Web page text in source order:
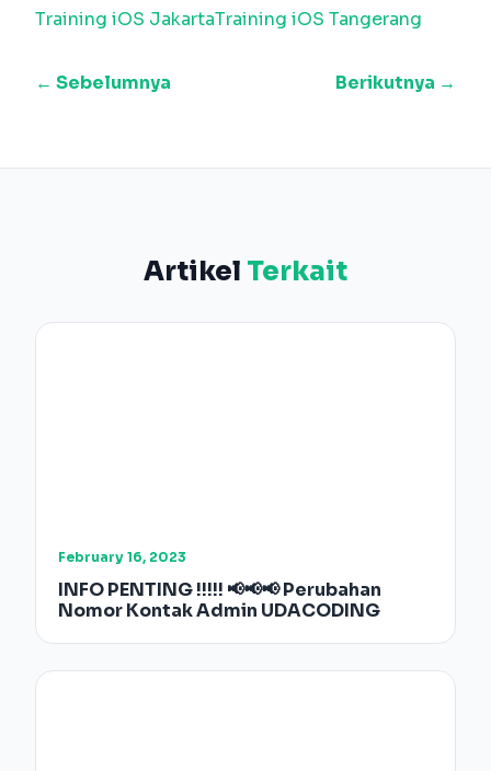
Training iOS JakartaTraining iOS Tangerang
← Sebelumnya Berikutnya →
Artikel Terkait
February 16, 2023
INFO PENTING !!!!! 📢📢📢 Perubahan
Nomor Kontak Admin UDACODING